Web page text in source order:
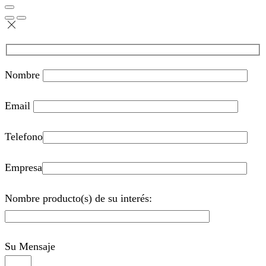
Nombre
Email
Telefono
Empresa
Nombre producto(s) de su interés:
Su Mensaje